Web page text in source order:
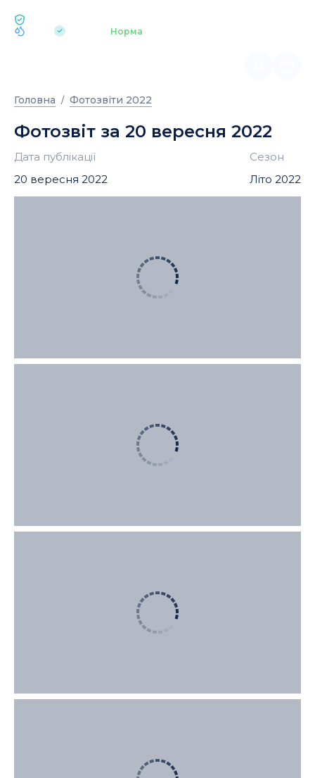
| Норма
Головна Фотозвіти 2022
Фотозвіт за 20 вересня 2022
Дата публікації
20 вересня 2022
Сезон
Літо 2022